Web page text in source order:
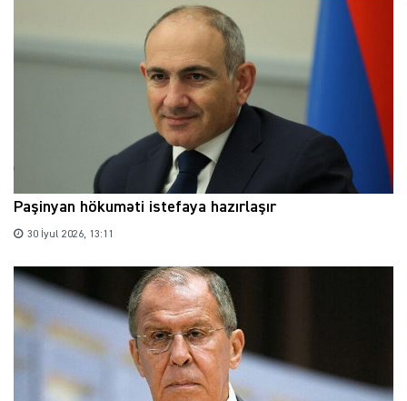
Paşinyan hökuməti istefaya hazırlaşır
30 İyul 2026, 13:11